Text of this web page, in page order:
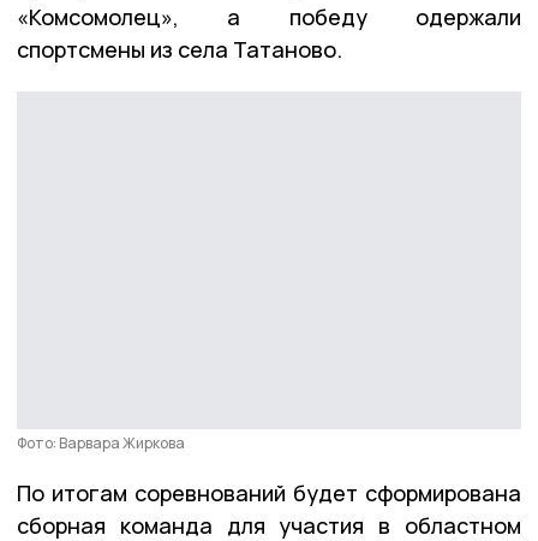
«Комсомолец», а победу одержали
спортсмены из села Татаново.
Фото: Варвара Жиркова
По итогам соревнований будет сформирована
сборная команда для участия в областном